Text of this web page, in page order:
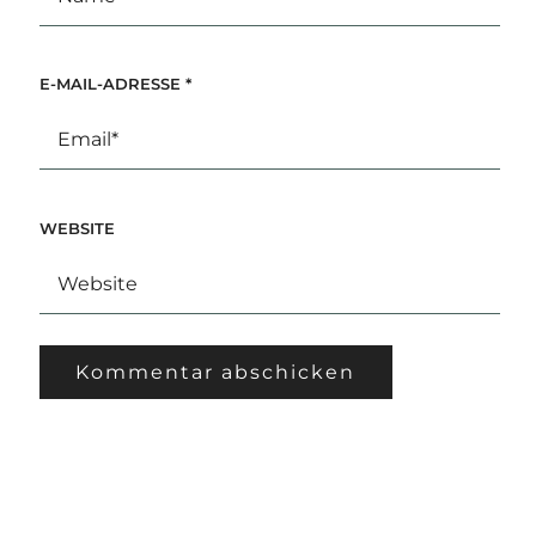
E-MAIL-ADRESSE *
WEBSITE